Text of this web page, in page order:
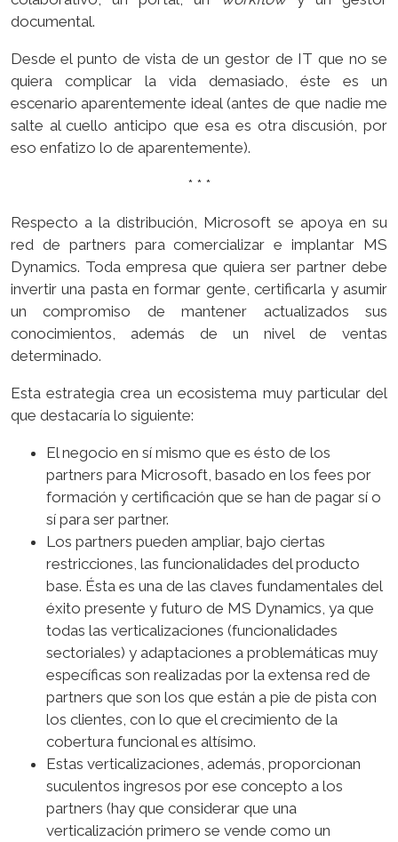
documental.
Desde el punto de vista de un gestor de IT que no se
quiera complicar la vida demasiado, éste es un
escenario aparentemente ideal (antes de que nadie me
salte al cuello anticipo que esa es otra discusión, por
eso enfatizo lo de aparentemente).
* * *
Respecto a la distribución, Microsoft se apoya en su
red de partners para comercializar e implantar MS
Dynamics. Toda empresa que quiera ser partner debe
invertir una pasta en formar gente, certificarla y asumir
un compromiso de mantener actualizados sus
conocimientos, además de un nivel de ventas
determinado.
Esta estrategia crea un ecosistema muy particular del
que destacaría lo siguiente:
El negocio en sí mismo que es ésto de los
partners para Microsoft, basado en los fees por
formación y certificación que se han de pagar sí o
sí para ser partner.
Los partners pueden ampliar, bajo ciertas
restricciones, las funcionalidades del producto
base. Ésta es una de las claves fundamentales del
éxito presente y futuro de MS Dynamics, ya que
todas las verticalizaciones (funcionalidades
sectoriales) y adaptaciones a problemáticas muy
específicas son realizadas por la extensa red de
partners que son los que están a pie de pista con
los clientes, con lo que el crecimiento de la
cobertura funcional es altísimo.
Estas verticalizaciones, además, proporcionan
suculentos ingresos por ese concepto a los
partners (hay que considerar que una
verticalización primero se vende como un